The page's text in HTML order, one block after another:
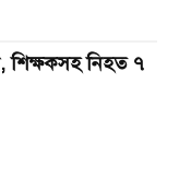
শিক্ষকসহ নিহত ৭